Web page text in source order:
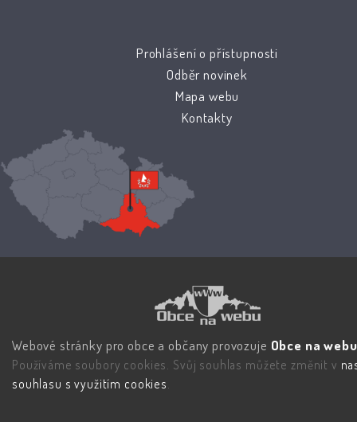
Prohlášení o přístupnosti
Odběr novinek
Mapa webu
Kontakty
Webové stránky pro obce a občany provozuje Obce na
Používáme soubory cookies. Svůj souhlas můžete změnit v
souhlasu s využitím cookies.